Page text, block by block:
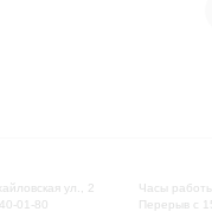
ул., 2
01-80
Часы
Перерыв с